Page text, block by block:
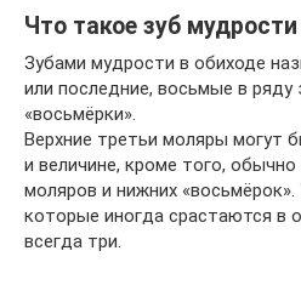
Что такое зуб мудрости
Зубами мудрости в обиходе
или последние, восьмые в ряду
«восьмëрки».
Верхние третьи моляры могут
и величине, кроме того,
моляров и нижних
которые иногда срастаются в
всегда три.